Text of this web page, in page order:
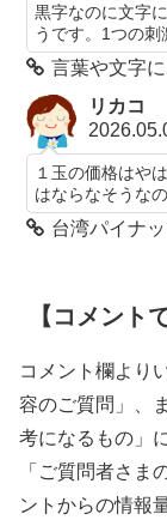
黒字なのに文字
うです。1つの刺
言葉や文字
リカコ
１玉の価格はや
はならなそうなの
台湾パイナ
【コメント
コメント欄より
容のご質問」、
考になるもの」
「ご質問者さま
ントからの情報